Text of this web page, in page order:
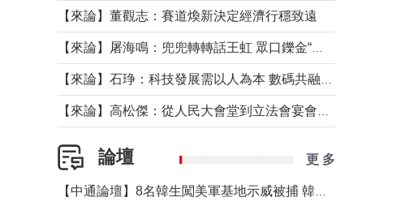
【來論】董觀志：賽道煥新決定經濟行穩致遠
論壇 更 多